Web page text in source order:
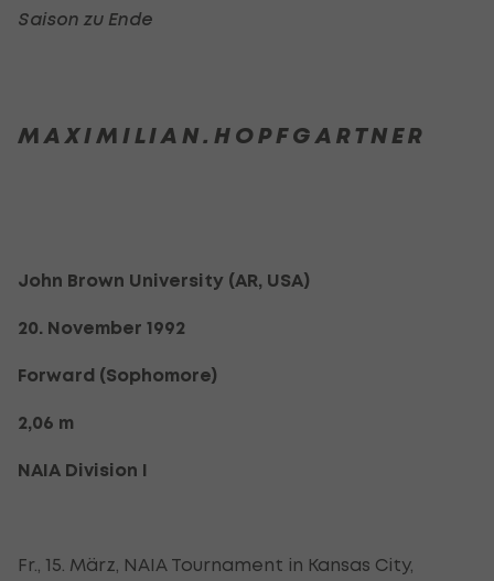
Saison zu Ende
M A X I M I L I A N . H O P F G A R T N E R
John Brown University (AR, USA)
20. November 1992
Forward (Sophomore)
2,06 m
NAIA Division I
Fr., 15. März, NAIA Tournament in Kansas City,